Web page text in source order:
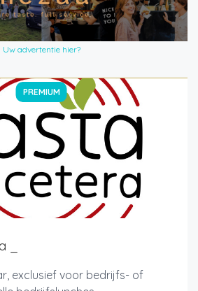
Uw advertentie hier?
PREMIUM
_
exclusief voor bedrijfs- of